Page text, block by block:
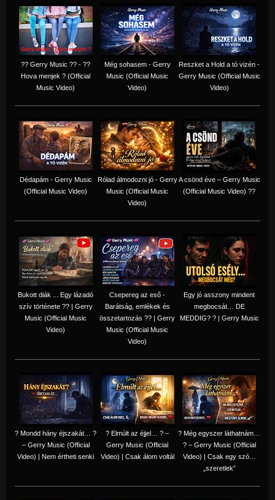
?? Gerry Music ?? - ??
Hova menjek ? (Official
Music Video)
Még sohasem - Gerry
Music (Official Music
Video)
Reszket a Hold a tó vizén -
Gerry Music (Official Music
Video)
Dédapám - Gerry Music
(Official Music Video)
Rólad álmodozni jó - Gerry
Music (Official Music
Video)
A csönd éve – Gerry Music
(Official Music Video) ??
Bukott diák ... Egy lázadó
szív története ?? | Gerry
Music (Official Music
Video)
Csepereg az eső -
Barátság, emlékek és
összetartozás ?️? | Gerry
Music (Official Music
Video)
Egy jó asszony mindent
megbocsát… DE
MEDDIG? ? | Gerry Music
? Mondd hány éjszakát… ?
– Gerry Music (Official
Video) | Nem értheti senki
? Elmúlt az éjjel… ? –
Gerry Music (Official
Video) | Csak álom voltál
? Még egyszer láthatnám…
? – Gerry Music (Official
Video) | Csak egy szó…
„szeretlek”